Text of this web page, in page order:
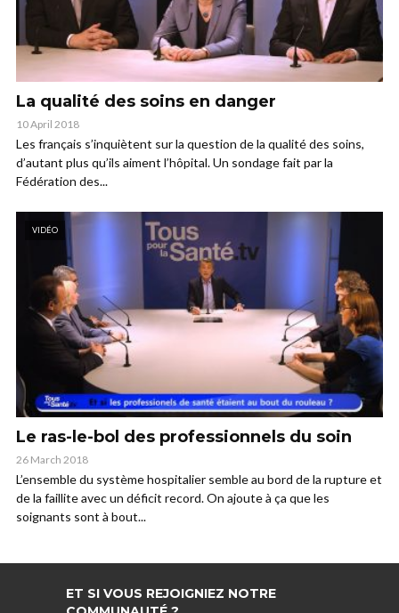
La qualité des soins en danger
10 April 2018
Les français s’inquiètent sur la question de la qualité des soins,
d’autant plus qu’ils aiment l’hôpital. Un sondage fait par la
Fédération des...
VIDÉO
Le ras-le-bol des professionnels du soin
26 March 2018
L’ensemble du système hospitalier semble au bord de la rupture et
de la faillite avec un déficit record. On ajoute à ça que les
soignants sont à bout...
ET SI VOUS REJOIGNIEZ NOTRE